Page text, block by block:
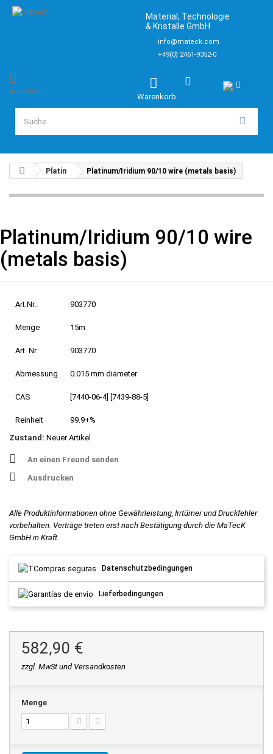
Material, Technologie
& Kristalle GmbH
info@mateck.com
+49(0) 2461-9352-0
Warenkorb
Anmelden
Platin Platinum/Iridium 90/10 wire (metals basis)
Platinum/Iridium 90/10 wire
(metals basis)
Art.Nr.: 903770
Menge 15m
Art. Nr. 903770
Abmessung 0.015 mm diameter
CAS [7440-06-4] [7439-88-5]
Reinheit
99.9+%
Zustand: Neuer Artikel
An einen Freund senden
Ausdrucken
Alle Produktinformationen ohne Gewährleistung, Irrtümer und Druckfehler
vorbehalten. Verträge treten erst nach Bestätigung durch die MaTecK
GmbH in Kraft.
Datenschutzbedingungen
Lieferbedingungen
582,90 €
zzgl. MwSt und Versandkosten
Menge